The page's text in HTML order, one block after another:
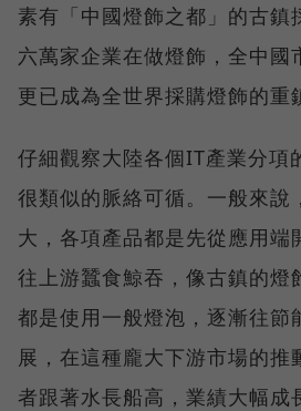
素有「中國燈飾之都」的古鎮
六萬家企業在做燈飾，全中國
更已成為全世界採購燈飾的重
仔細觀察大陸各個IT產業分項
很類似的脈絡可循。一般來說
大，各項產品都是先從應用端
往上游蠶食鯨吞，像古鎮的燈
都是使用一般燈泡，逐漸往節
展，在這種龐大下游市場的推
者跟著水長船高，業績大幅成